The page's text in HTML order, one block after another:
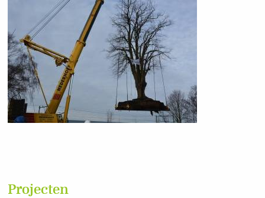
Projecten